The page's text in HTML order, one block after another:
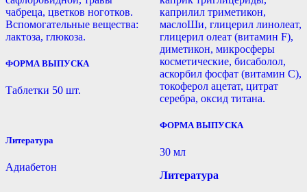
чабреца, цветков ноготков.
Вспомогательные вещества:
лактоза, глюкоза.
ФОРМА ВЫПУСКА
Таблетки 50 шт.
Литература
Адиабетон
каприлил триметикон,
маслоШи, глицерил линолеат,
глицерил олеат (витамин F),
диметикон, микросферы
косметические, бисаболол,
аскорбил фосфат (витамин С),
токоферол ацетат, цитрат
серебра, оксид титана.
ФОРМА ВЫПУСКА
30 мл
Литература